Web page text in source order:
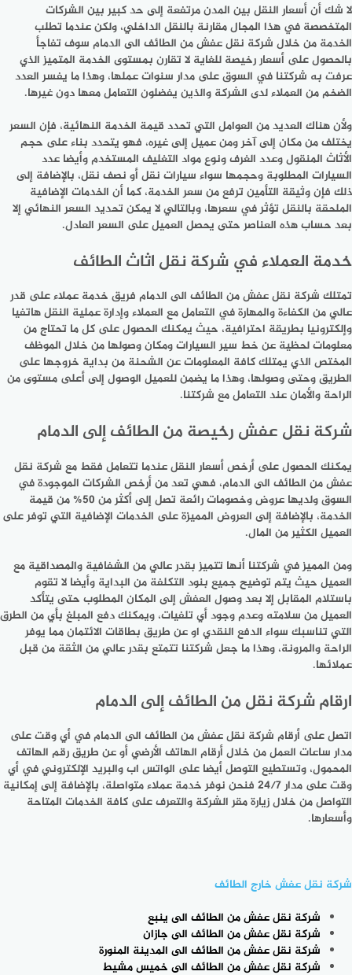
لا شك أن أسعار النقل بين المدن مرتفعة إلى حد كبير بين الشركات
المتخصصة في هذا المجال مقارنة بالنقل الداخلي، ولكن عندما تطلب
الخدمة من خلال شركة نقل عفش من الطائف الى الدمام سوف تفاجأ
بالحصول على أسعار رخيصة للغاية لا تقارن بمستوى الخدمة المتميز الذي
عرفت به شركتنا في السوق على مدار سنوات عملها، وهذا ما يفسر العدد
الضخم من العملاء لدى الشركة والذين يفضلون التعامل معها دون غيرها.
ولأن هناك العديد من العوامل التي تحدد قيمة الخدمة النهائية، فإن السعر
يختلف من مكان إلى آخر ومن عميل إلى غيره، فهو يتحدد بناء على حجم
الأثاث المنقول وعدد الغرف ونوع مواد التغليف المستخدم وأيضا عدد
السيارات المطلوبة وحجمها سواء سيارات نقل أو نصف نقل، بالإضافة إلى
ذلك فإن وثيقة التأمين ترفع من سعر الخدمة، كما أن الخدمات الإضافية
الملحقة بالنقل تؤثر في سعرها، وبالتالي لا يمكن تحديد السعر النهائي إلا
بعد حساب هذه العناصر حتى يحصل العميل على السعر العادل.
خدمة العملاء في شركة نقل اثاث الطائف
تمتلك شركة نقل عفش من الطائف الى الدمام فريق خدمة عملاء على قدر
عالي من الكفاءة والمهارة في التعامل مع العملاء وإدارة عملية النقل هاتفيا
وإلكترونيا بطريقة احترافية، حيث يمكنك الحصول على كل ما تحتاج من
معلومات لحظية عن خط سير السيارات ومكان وصولها من خلال الموظف
المختص الذي يمتلك كافة المعلومات عن الشحنة من بداية خروجها على
الطريق وحتى وصولها، وهذا ما يضمن للعميل الوصول إلى أعلى مستوى من
الراحة والأمان عند التعامل مع شركتنا.
شركة نقل عفش رخيصة من الطائف إلى الدمام
يمكنك الحصول على أرخص أسعار النقل عندما تتعامل فقط مع شركة نقل
عفش من الطائف الى الدمام، فهي تعد من أرخص الشركات الموجودة في
السوق ولديها عروض وخصومات رائعة تصل إلى أكثر من 50% من قيمة
الخدمة، بالإضافة إلى العروض المميزة على الخدمات الإضافية التي توفر على
العميل الكثير من المال.
ومن المميز في شركتنا أنها تتميز بقدر عالي من الشفافية والمصداقية مع
العميل حيث يتم توضيح جميع بنود التكلفة من البداية وأيضا لا تقوم
باستلام المقابل إلا بعد وصول العفش إلى المكان المطلوب حتى يتأكد
العميل من سلامته وعدم وجود أي تلفيات، ويمكنك دفع المبلغ بأي من الطرق
التي تناسبك سواء الدفع النقدي او عن طريق بطاقات الائتمان مما يوفر
الراحة والمرونة، وهذا ما جعل شركتنا تتمتع بقدر عالي من الثقة من قبل
عملائها.
ارقام شركة نقل من الطائف إلى الدمام
اتصل على أرقام شركة نقل عفش من الطائف الى الدمام في أي وقت على
مدار ساعات العمل من خلال أرقام الهاتف الأرضي أو عن طريق رقم الهاتف
المحمول، وتستطيع التوصل أيضا على الواتس اب والبريد الإلكتروني في أي
وقت على مدار 24/7 فنحن نوفر خدمة عملاء متواصلة، بالإضافة إلى إمكانية
التواصل من خلال زيارة مقر الشركة والتعرف على كافة الخدمات المتاحة
وأسعارها.
شركة نقل عفش خارج الطائف
شركة نقل عفش من الطائف الى ينبع
شركة نقل عفش من الطائف الى جازان
شركة نقل عفش من الطائف الى المدينة المنورة
شركة نقل عفش من الطائف الى خميس مشيط